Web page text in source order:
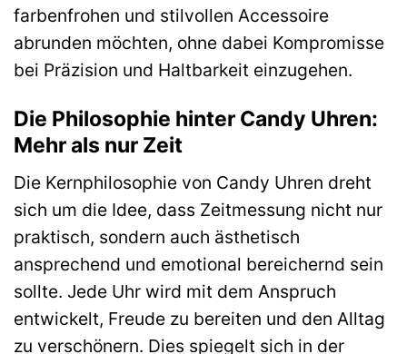
farbenfrohen und stilvollen Accessoire
abrunden möchten, ohne dabei Kompromisse
bei Präzision und Haltbarkeit einzugehen.
Die Philosophie hinter Candy Uhren:
Mehr als nur Zeit
Die Kernphilosophie von Candy Uhren dreht
sich um die Idee, dass Zeitmessung nicht nur
praktisch, sondern auch ästhetisch
ansprechend und emotional bereichernd sein
sollte. Jede Uhr wird mit dem Anspruch
entwickelt, Freude zu bereiten und den Alltag
zu verschönern. Dies spiegelt sich in der